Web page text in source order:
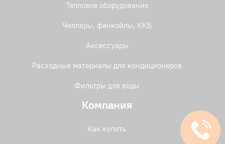
Тепловое оборудование
Чиллеры, фанкойлы, ККБ
Аксессуары
Расходные материалы для кондиционеров
Фильтры для воды
Компания
Как купить